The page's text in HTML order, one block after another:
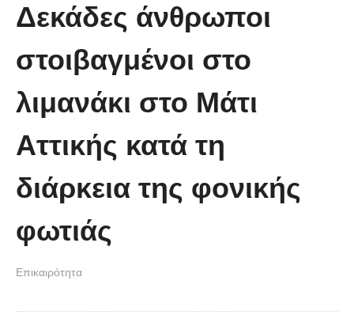
πρώτη στιγμή και συγκίνησε το
νοηματική με ένα μικρό κορίτσι
Δεκάδες άνθρωποι
στοιβαγμένοι στο
λιμανάκι στο Μάτι
Αττικής κατά τη
διάρκεια της φονικής
φωτιάς
Επικαιρότητα